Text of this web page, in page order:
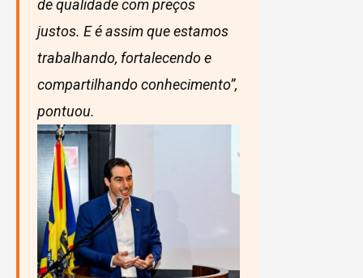
de qualidade com preços
justos. E é assim que estamos
trabalhando, fortalecendo e
compartilhando conhecimento”,
pontuou.